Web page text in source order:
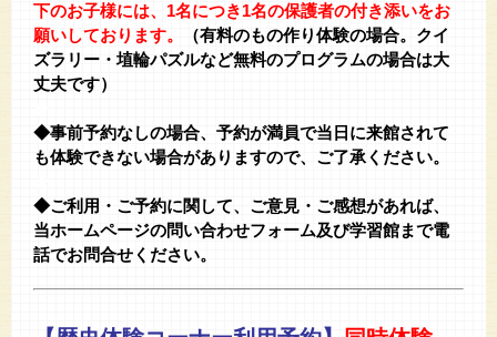
下のお子様には、1名につき1名の保護者の付き添いをお
願いしております。
（有料のもの作り体験の場合。クイ
ズラリー・埴輪パズルなど無料のプログラムの場合は大
丈夫です）
◆事前予約なしの場合、予約が満員で当日に来館されて
も体験できない場合がありますので、ご了承ください。
◆ご利用・ご予約に関して、ご意見・ご感想があれば、
当ホームページの問い合わせフォーム及び学習館まで電
話でお問合せください。